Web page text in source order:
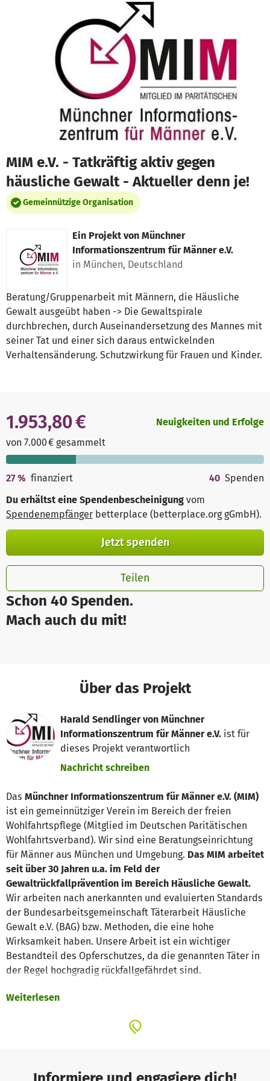
Erklärung zur Barrierefreiheit anzeigen
MIM e.V. - Tatkräftig aktiv gegen
häusliche Gewalt - Aktueller denn je!
Gemeinnützige Organisation
Ein Projekt von Münchner
Informationszentrum für Männer e.V.
in München, Deutschland
Beratung/Gruppenarbeit mit Männern, die Häusliche
Gewalt ausgeübt haben -> Die Gewaltspirale
durchbrechen, durch Auseinandersetzung des Mannes mit
seiner Tat und einer sich daraus entwickelnden
Verhaltensänderung. Schutzwirkung für Frauen und Kinder.
Schon 40 Spenden.
Mach auch du mit!
1.953,80 €
von 7.000 € gesammelt
Neuigkeiten und Erfolge
27% finanziert 40 Spenden
Du erhältst eine Spendenbescheinigung vom
Spendenempfänger betterplace (betterplace.org gGmbH).
Jetzt spenden
Teilen
Über das Projekt
Harald Sendlinger von Münchner
Informationszentrum für Männer e.V. ist für
dieses Projekt verantwortlich
Nachricht schreiben
Das Münchner Informationszentrum für Männer e.V. (MIM)
ist ein gemeinnütziger Verein im Bereich der freien
Wohlfahrtspflege (Mitglied im Deutschen Paritätischen
Wohlfahrtsverband). Wir sind eine Beratungseinrichtung
für Männer aus München und Umgebung. Das MIM arbeitet
seit über 30 Jahren u.a. im Feld der
Gewaltrückfallprävention im Bereich Häusliche Gewalt.
Wir arbeiten nach anerkannten und evaluierten Standards
der Bundesarbeitsgemeinschaft Täterarbeit Häusliche
Gewalt e.V. (BAG) bzw. Methoden, die eine hohe
Wirksamkeit haben. Unsere Arbeit ist ein wichtiger
Bestandteil des Opferschutzes, da die genannten Täter in
der Regel hochgradig rückfallgefährdet sind.
durchbrechen, durch intensive Auseinandersetzung des
sich daraus entwickelnden Verhaltensänderung. Unsere
Weiterlesen